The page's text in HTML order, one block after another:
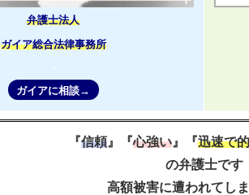
弁護士法人
ガイア総合法律事務所
・
ガイアに相談→
『信頼』『心強い 』『迅速で
の弁護士です
高額被害に遭われてしま